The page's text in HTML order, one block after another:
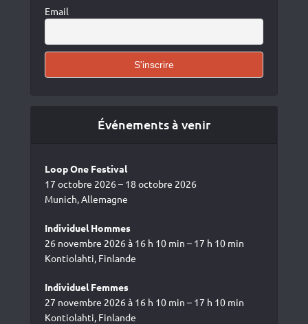
Email
Événements à venir
Loop One Festival
17 octobre 2026 – 18 octobre 2026
Munich, Allemagne
Individuel Hommes
26 novembre 2026 à 16 h 10 min – 17 h 10 min
Kontiolahti, Finlande
Individuel Femmes
27 novembre 2026 à 16 h 10 min – 17 h 10 min
Kontiolahti, Finlande